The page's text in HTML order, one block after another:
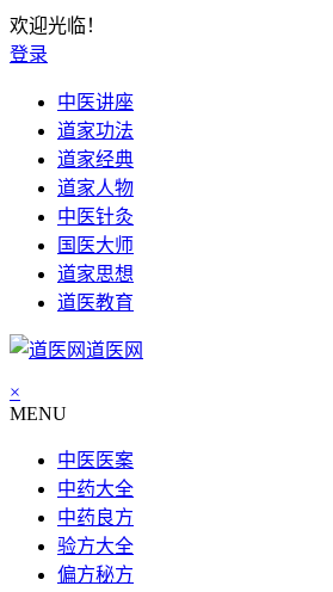
欢迎光临！
登录
中医讲座
道家功法
道家经典
道家人物
中医针灸
国医大师
道家思想
道医教育
道医网
×
MENU
中医医案
中药大全
中药良方
验方大全
偏方秘方